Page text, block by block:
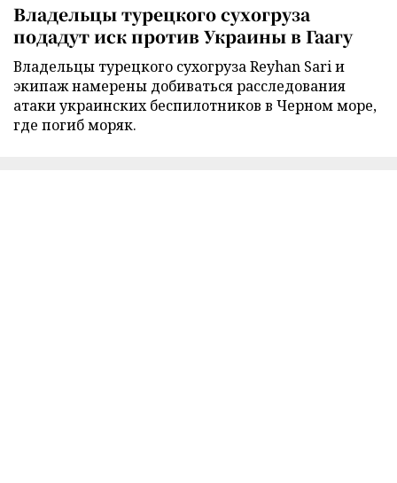
Владельцы турецкого сухогруза
подадут иск против Украины в Гаагу
Владельцы турецкого сухогруза Reyhan Sari и
экипаж намерены добиваться расследования
атаки украинских беспилотников в Черном море,
где погиб моряк.